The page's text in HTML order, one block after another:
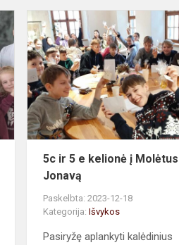
Pirmokai
lankėsi
LSMU
Farmacijos
fakultete
5c ir 5 e kelionė į
Jonavą
Paskelbta: 2023-12-18
Kategorija:Išvykos
Pasiryžę aplankyti kalėdinius